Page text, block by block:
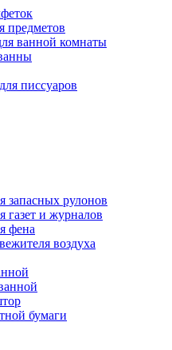
предметов
ванной комнаты
писсуаров
запасных рулонов
газет и журналов
фена
воздуха
бумаги